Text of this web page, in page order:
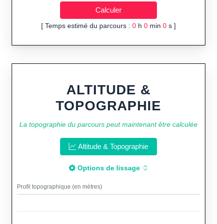
[ Temps estimé du parcours : 0 h 0 min 0 s ]
ALTITUDE &
TOPOGRAPHIE
La topographie du parcours peut maintenant être calculée
Altitude & Topographie
Options de lissage
Profil topographique (en mètres)